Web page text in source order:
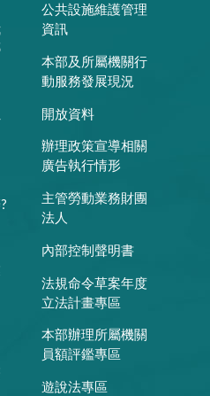
公共設施維護管理
資訊
本部及所屬機關行
動服務發展現況
開放資料
辦理政策宣導相關
廣告執行情形
主管勞動業務財團
法人
內部控制聲明書
法規命令草案年度
立法計畫專區
本部辦理所屬機關
員額評鑑專區
遊說法專區